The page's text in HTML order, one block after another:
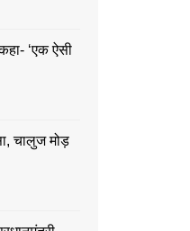
‘एक ऐसी
चालुज मोड़